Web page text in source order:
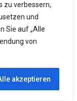
zu verbessern,
und
Sie auf „Alle
von
akzeptieren
Erforderliche